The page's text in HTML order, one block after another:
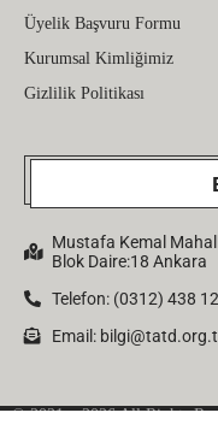
Üyelik Başvuru Formu
Kurumsal Kimliğimiz
Gizlilik Politikası
Mustafa Kemal
Blok Daire:18 Ankara
Telefon: (0312) 438
Email:
© 2021 – 2026 All Rights